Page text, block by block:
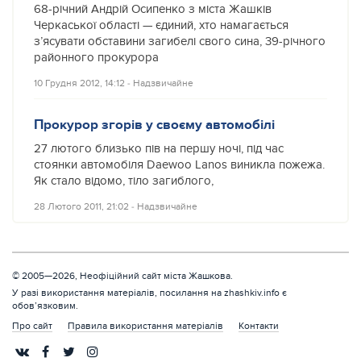
68-річний Андрій Осипенко з міста Жашків
Черкаської області — єдиний, хто намагається
з’ясувати обставини загибелі свого сина, 39-річного
районного прокурора
10 Грудня 2012, 14:12 ‐ Надзвичайне
Прокурор згорів у своєму автомобілі
27 лютого близько пів на першу ночі, під час
стоянки автомобіля Daewoo Lanos виникла пожежа.
Як стало відомо, тіло загиблого,
28 Лютого 2011, 21:02 ‐ Надзвичайне
© 2005—2026, Неофіційний сайт міста Жашкова.
У разі використання матеріалів, посилання на zhashkiv.info є
обов’язковим.
Про сайт
Правила використання матеріалів Контакти